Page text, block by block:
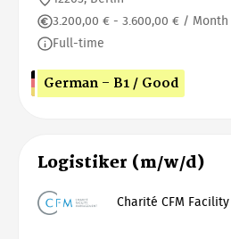
3.200,00 € - 3.600,00 € / Month
Full-time
German - B1 / Good
Logistiker (m/w/d)
Charité CFM